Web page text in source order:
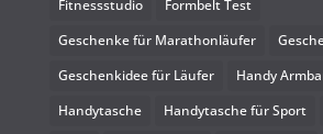
Fitnessstudio
Formbelt Test
Geschenke für Marathonläufer
Geschenkidee für Läufer
Handy
Handytasche
Handytasche für Sport